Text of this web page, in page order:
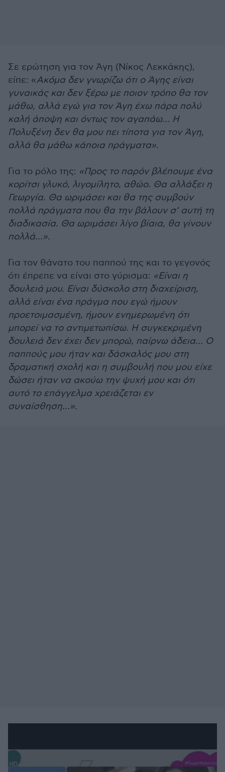
Σε ερώτηση για τον Άγη (Νίκος Λεκκάκης),
είπε: «Ακόμα δεν γνωρίζω ότι ο Άγης είναι
γυναικάς και δεν ξέρω με ποιον τρόπο θα τον
μάθω, αλλά εγώ για τον Άγη έχω πάρα πολύ
καλή άποψη και όντως τον αγαπάω… Η
Πολυξένη δεν θα μου πει τίποτα για τον Άγη,
αλλά θα μάθω κάποια πράγματα».
Για το ρόλο της: «Προς το παρόν βλέπουμε ένα
κορίτσι γλυκό, λιγομίλητο, αθώο. Θα αλλάξει η
Γεωργία. Θα ωριμάσει και θα της συμβούν
πολλά πράγματα που θα την βάλουν σ’ αυτή τη
διαδικασία. Θα ωριμάσει λίγο βίαια, θα γίνουν
πολλά…».
Για τον θάνατο του παππού της και το γεγονός
ότι έπρεπε να είναι στο γύρισμα: «Είναι η
δουλειά μου. Είναι δύσκολο στη διαχείριση,
αλλά είναι ένα πράγμα που εγώ ήμουν
προετοιμασμένη, ήμουν ενημερωμένη ότι
μπορεί να το αντιμετωπίσω. Η συγκεκριμένη
δουλειά δεν έχει δεν μπορώ, παίρνω άδεια… Ο
παππούς μου ήταν και δάσκαλός μου στη
δραματική σχολή και η συμβουλή που μου είχε
δώσει ήταν να ακούω την ψυχή μου και ότι
αυτό το επάγγελμα χρειάζεται εν
συναίσθηση…».